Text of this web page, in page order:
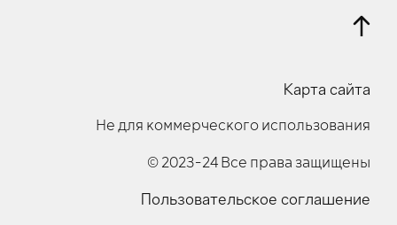
Карта сайта
Не для коммерческого использования
© 2023-24 Все права защищены
Пользовательское соглашение